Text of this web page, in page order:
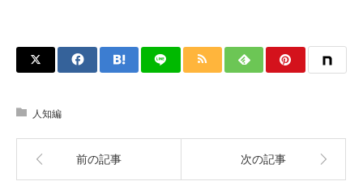
人知編
前の記事 次の記事